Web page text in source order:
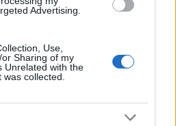
Advertising.
Use,
Sharing of my
Unrelated with the
collected.